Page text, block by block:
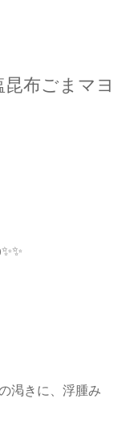
布ごまマヨ
渇きに、浮腫み